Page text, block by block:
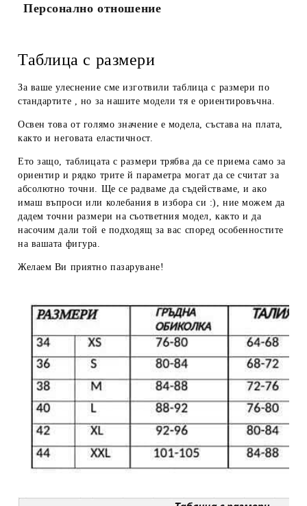
Персонално отношение
Таблица с размери
За ваше улеснение сме изготвили таблица с размери по
стандартите , но за нашите модели тя е ориентировъчна.
Освен това от голямо значение е модела, състава на плата,
както и неговата еластичност.
Ето защо, таблицата с размери трябва да се приема само за
ориентир и рядко трите й параметра могат да се считат за
абсолютно точни. Ще се радваме да съдействаме, и ако
имаш въпроси или колебания в избора си :), ние можем да
дадемточни размери на съответния модел, както и да
насочим дали той е подходящ за вас според особенностите
на вашата фигура.
Желаем Ви приятно пазаруване!